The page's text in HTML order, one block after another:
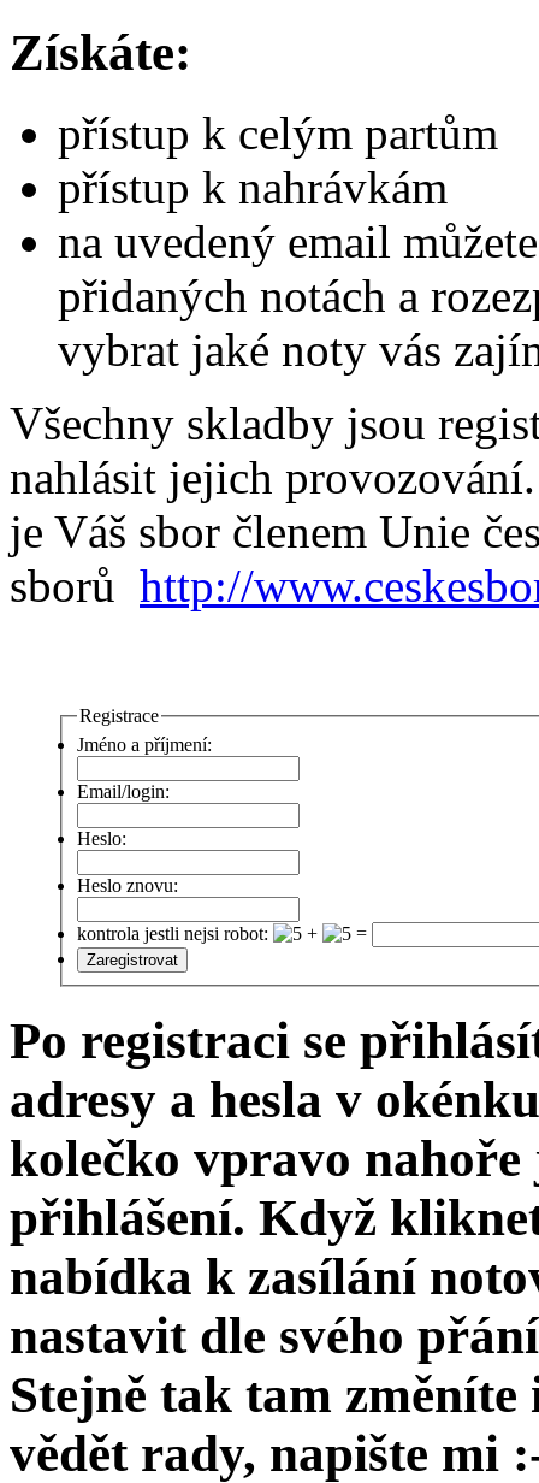
Získáte:
přístup k celým partům
přístup k nahrávkám
na uvedený email
přidaných notách a
vybrat jaké noty vás
Všechny skladby jsou
nahlásit jejich
je Váš sbor členem Unie
sborů http://
Registrace
Jméno a příjmení:
Email/login:
Heslo:
Heslo znovu:
kontrola jestli nejsi robot: + =
Po registraci se
adresy a hesla v
kolečko vpravo nahoře
přihlášení. Když
nabídka k zasílání
nastavit dle svého
Stejně tak tam změníte
vědět rady, napište mi